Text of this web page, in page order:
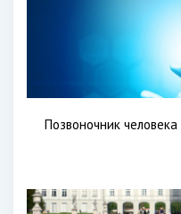
Позвоночник